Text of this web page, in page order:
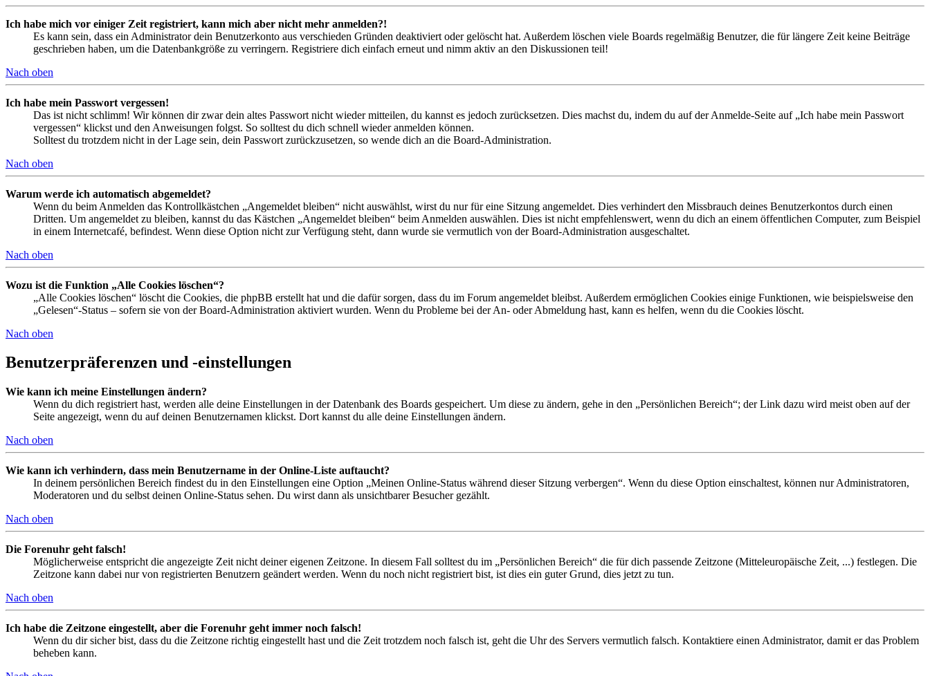
Ich habe mich vor einiger Zeit registriert, kann mich aber nicht mehr anmelden?!
Es kann sein, dass ein Administrator dein Benutzerkonto aus verschieden Gründen deaktiviert oder gelöscht hat. Außerdem löschen viele Boards regelmäßig Benutzer, die für längere Zeit keine Beiträge
geschrieben haben, um die Datenbankgröße zu verringern. Registriere dich einfach erneut und nimm aktiv an den Diskussionen teil!
Nach oben
Ich habe mein Passwort vergessen!
Das ist nicht schlimm! Wir können dir zwar dein altes Passwort nicht wieder mitteilen, du kannst es jedoch zurücksetzen. Dies machst du, indem du auf der Anmelde-Seite auf „Ich habe mein Passwort
vergessen“ klickst und den Anweisungen folgst. So solltest du dich schnell wieder anmelden können.
Solltest du trotzdem nicht in der Lage sein, dein Passwort zurückzusetzen, so wende dich an die Board-Administration.
Nach oben
Warum werde ich automatisch abgemeldet?
Wenn du beim Anmelden das Kontrollkästchen „Angemeldet bleiben“ nicht auswählst, wirst du nur für eine Sitzung angemeldet. Dies verhindert den Missbrauch deines Benutzerkontos durch einen
Dritten. Um angemeldet zu bleiben, kannst du das Kästchen „Angemeldet bleiben“ beim Anmelden auswählen. Dies ist nicht empfehlenswert, wenn du dich an einem öffentlichen Computer, zum Beispiel
in einem Internetcafé, befindest. Wenn diese Option nicht zur Verfügung steht, dann wurde sie vermutlich von der Board-Administration ausgeschaltet.
Nach oben
Wozu ist die Funktion „Alle Cookies löschen“?
„Alle Cookies löschen“ löscht die Cookies, die phpBB erstellt hat und die dafür sorgen, dass du im Forum angemeldet bleibst. Außerdem ermöglichen Cookies einige Funktionen, wie beispielsweise den
„Gelesen“-Status – sofern sie von der Board-Administration aktiviert wurden. Wenn du Probleme bei der An- oder Abmeldung hast, kann es helfen, wenn du die Cookies löscht.
Nach oben
Benutzerpräferenzen und -einstellungen
Wie kann ich meine Einstellungen ändern?
Wenn du dich registriert hast, werden alle deine Einstellungen in der Datenbank des Boards gespeichert. Um diese zu ändern, gehe in den „Persönlichen Bereich“; der Link dazu wird meist oben auf der
Seite angezeigt, wenn du auf deinen Benutzernamen klickst. Dort kannst du alle deine Einstellungen ändern.
Nach oben
Wie kann ich verhindern, dass mein Benutzername in der Online-Liste auftaucht?
In deinem persönlichen Bereich findest du in den Einstellungen eine Option „Meinen Online-Status während dieser Sitzung verbergen“. Wenn du diese Option einschaltest, können nur Administratoren,
Moderatoren und du selbst deinen Online-Status sehen. Du wirst dann als unsichtbarer Besucher gezählt.
Nach oben
Die Forenuhr geht falsch!
Möglicherweise entspricht die angezeigte Zeit nicht deiner eigenen Zeitzone. In diesem Fall solltest du im „Persönlichen Bereich“ die für dich passende Zeitzone (Mitteleuropäische Zeit, ...) festlegen. Die
Zeitzone kann dabei nur von registrierten Benutzern geändert werden. Wenn du noch nicht registriert bist, ist dies ein guter Grund, dies jetzt zu tun.
Nach oben
Ich habe die Zeitzone eingestellt, aber die Forenuhr geht immer noch falsch!
Wenn du dir sicher bist, dass du die Zeitzone richtig eingestellt hast und die Zeit trotzdem noch falsch ist, geht die Uhr des Servers vermutlich falsch. Kontaktiere einen Administrator, damit er das Problem
beheben kann.